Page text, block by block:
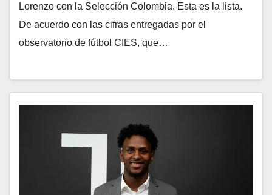
Lorenzo con la Selección Colombia. Esta es la lista.
De acuerdo con las cifras entregadas por el
observatorio de fútbol CIES, que…